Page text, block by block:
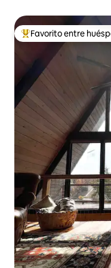
De los mejores en
Favorito entre